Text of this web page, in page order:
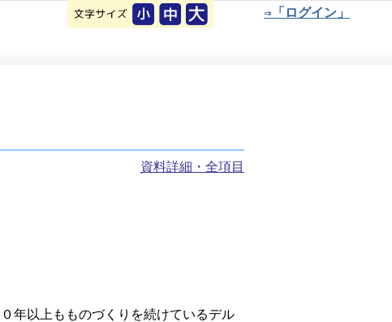
⇒「ログイン」
資料詳細・全項目
年以上もものづくりを続けているデル